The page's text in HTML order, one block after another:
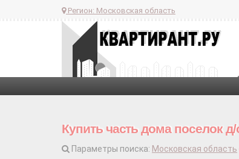
Регион: Московская область
Купить часть дома поселок д/
Параметры поиска: Московская область